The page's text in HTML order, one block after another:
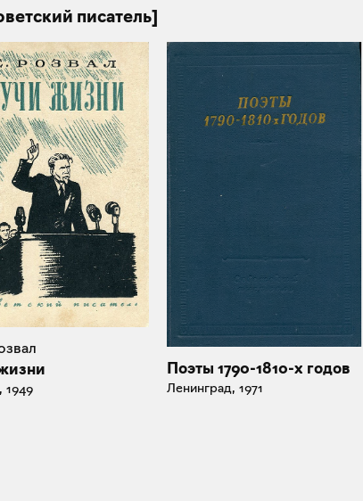
писатель]
1949
Поэты 1790-1810-х годов
Ленинград, 1971